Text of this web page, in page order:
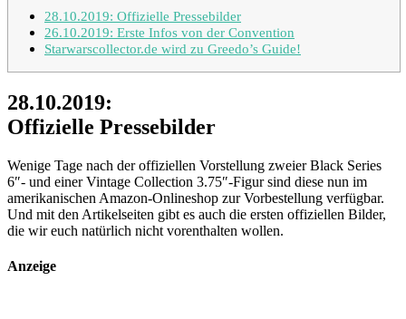
28.10.2019: Offizielle Pressebilder
26.10.2019: Erste Infos von der Convention
Starwarscollector.de wird zu Greedo’s Guide!
28.10.2019:
Offizielle Pressebilder
Wenige Tage nach der offiziellen Vorstellung zweier Black Series
6″- und einer Vintage Collection 3.75″-Figur sind diese nun im
amerikanischen Amazon-Onlineshop zur Vorbestellung verfügbar.
Und mit den Artikelseiten gibt es auch die ersten offiziellen Bilder,
die wir euch natürlich nicht vorenthalten wollen.
Anzeige